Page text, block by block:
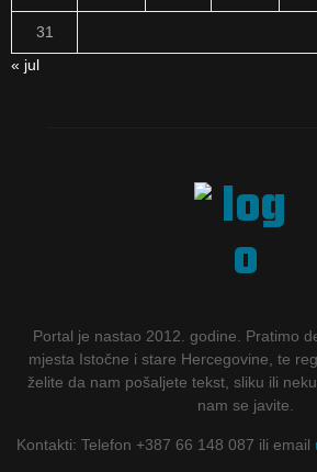
31
« jul
Portal je nastao 2012. godine. Pratimo
mjesta Istočne i stare Hercegovine, te
želite da nam pošaljete tekst, sliku ili
nam se javite.
Kontakti: Telefon +387 66 148 087 ili email